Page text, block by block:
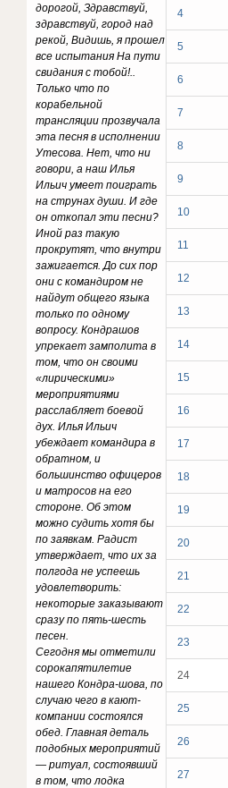
4
5
6
7
8
9
10
11
12
13
14
15
16
17
18
19
20
21
22
23
24
25
26
27
дорогой, Здравствуй,
здравствуй, город над
рекой, Видишь, я прошел
все испытания На пути
свидания с тобой!..
Только что по
корабельной
трансляции прозвучала
эта песня в исполнении
Утесова. Нет, что ни
говори, а наш Илья
Ильич умеет поиграть
на струнах души. И где
он откопал эти песни?
Иной раз такую
прокрутят, что внутри
зажигается. До сих пор
они с командиром не
найдут общего языка
только по одному
вопросу. Кондрашов
упрекает замполита в
том, что он своими
«лирическими»
мероприятиями
расслабляет боевой
дух. Илья Ильич
убеждает командира в
обратном, и
большинство офицеров
и матросов на его
стороне. Об этом
можно судить хотя бы
по заявкам. Радист
утверждает, что их за
полгода не успеешь
удовлетворить:
некоторые заказывают
сразу по пять-шесть
песен.
Сегодня мы отметили
сорокапятилетие
нашего Кондра-шова, по
случаю чего в кают-
компании состоялся
обед. Главная деталь
подобных мероприятий
— ритуал, состоявший
в том, что лодка